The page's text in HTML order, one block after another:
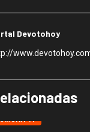
Devotohoy
11